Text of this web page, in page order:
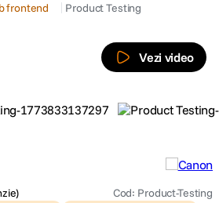
frontend Product Testing
Vezi video
) Cod: Product-Testing